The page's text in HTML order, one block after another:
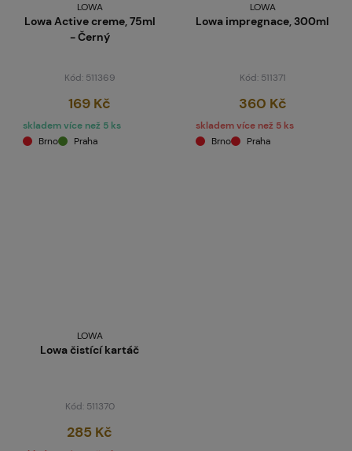
LOWA
Lowa Active creme, 75ml
- Černý
Kód: 511369
169 Kč
skladem více než 5 ks
Brno
Praha
LOWA
Lowa impregnace, 300ml
Kód: 511371
360 Kč
skladem více než 5 ks
Brno
Praha
LOWA
Lowa čistící kartáč
Kód: 511370
285 Kč